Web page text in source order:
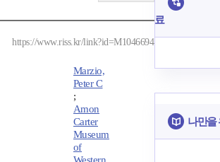
https://www.riss.kr/link?id=M1046694
Marzio,
Peter C
;
Amon
Carter
Museum
of
료
나만을